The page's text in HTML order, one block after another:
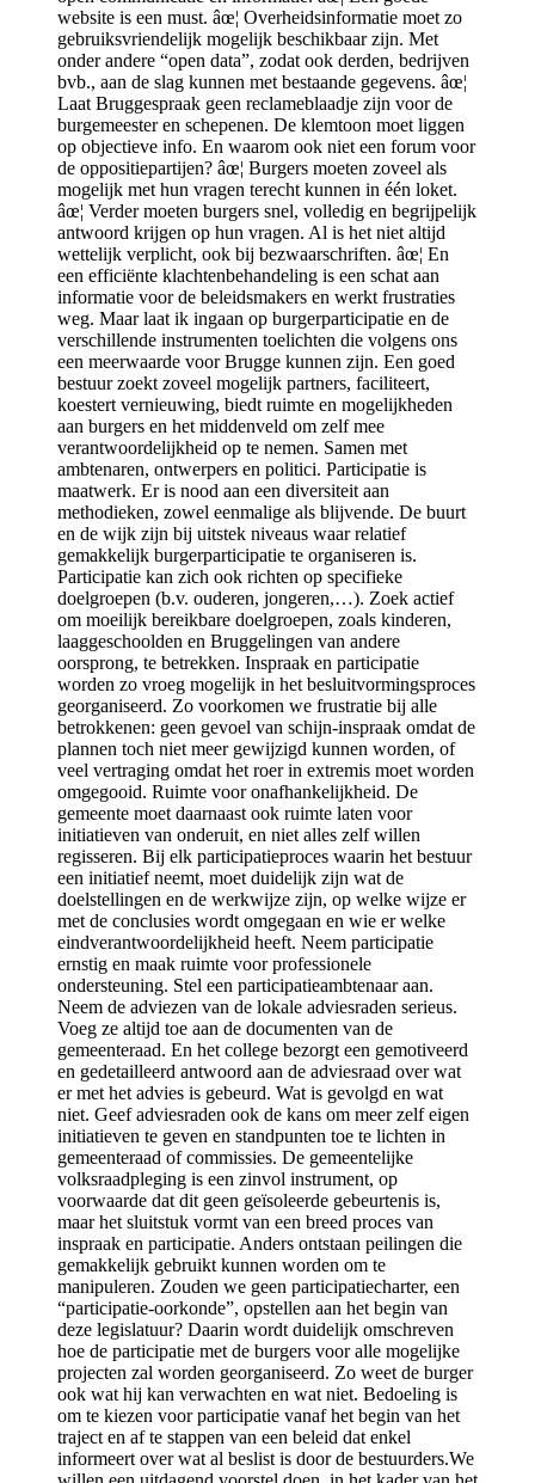
website is een must. âœ¦ Overheidsinformatie moet zo
gebruiksvriendelijk mogelijk beschikbaar zijn. Met
onder andere “open data”, zodat ook derden, bedrijven
bvb., aan de slag kunnen met bestaande gegevens. âœ¦
Laat Bruggespraak geen reclameblaadje zijn voor de
burgemeester en schepenen. De klemtoon moet liggen
op objectieve info. En waarom ook niet een forum voor
de oppositiepartijen? âœ¦ Burgers moeten zoveel als
mogelijk met hun vragen terecht kunnen in één loket.
âœ¦ Verder moeten burgers snel, volledig en begrijpelijk
antwoord krijgen op hun vragen. Al is het niet altijd
wettelijk verplicht, ook bij bezwaarschriften. âœ¦ En
een efficiënte klachtenbehandeling is een schat aan
informatie voor de beleidsmakers en werkt frustraties
weg. Maar laat ik ingaan op burgerparticipatie en de
verschillende instrumenten toelichten die volgens ons
een meerwaarde voor Brugge kunnen zijn. Een goed
bestuur zoekt zoveel mogelijk partners, faciliteert,
koestert vernieuwing, biedt ruimte en mogelijkheden
aan burgers en het middenveld om zelf mee
verantwoordelijkheid op te nemen. Samen met
ambtenaren, ontwerpers en politici. Participatie is
maatwerk. Er is nood aan een diversiteit aan
methodieken, zowel eenmalige als blijvende. De buurt
en de wijk zijn bij uitstek niveaus waar relatief
gemakkelijk burgerparticipatie te organiseren is.
Participatie kan zich ook richten op specifieke
doelgroepen (b.v. ouderen, jongeren,…). Zoek actief
om moeilijk bereikbare doelgroepen, zoals kinderen,
laaggeschoolden en Bruggelingen van andere
oorsprong, te betrekken. Inspraak en participatie
worden zo vroeg mogelijk in het besluitvormingsproces
georganiseerd. Zo voorkomen we frustratie bij alle
betrokkenen: geen gevoel van schijn-inspraak omdat de
plannen toch niet meer gewijzigd kunnen worden, of
veel vertraging omdat het roer in extremis moet worden
omgegooid. Ruimte voor onafhankelijkheid. De
gemeente moet daarnaast ook ruimte laten voor
initiatieven van onderuit, en niet alles zelf willen
regisseren. Bij elk participatieproces waarin het bestuur
een initiatief neemt, moet duidelijk zijn wat de
doelstellingen en de werkwijze zijn, op welke wijze er
met de conclusies wordt omgegaan en wie er welke
eindverantwoordelijkheid heeft. Neem participatie
ernstig en maak ruimte voor professionele
ondersteuning. Stel een participatieambtenaar aan.
Neem de adviezen van de lokale adviesraden serieus.
Voeg ze altijd toe aan de documenten van de
gemeenteraad. En het college bezorgt een gemotiveerd
en gedetailleerd antwoord aan de adviesraad over wat
er met het advies is gebeurd. Wat is gevolgd en wat
niet. Geef adviesraden ook de kans om meer zelf eigen
initiatieven te geven en standpunten toe te lichten in
gemeenteraad of commissies. De gemeentelijke
volksraadpleging is een zinvol instrument, op
voorwaarde dat dit geen geïsoleerde gebeurtenis is,
maar het sluitstuk vormt van een breed proces van
inspraak en participatie. Anders ontstaan peilingen die
gemakkelijk gebruikt kunnen worden om te
manipuleren. Zouden we geen participatiecharter, een
“participatie-oorkonde”, opstellen aan het begin van
deze legislatuur? Daarin wordt duidelijk omschreven
hoe de participatie met de burgers voor alle mogelijke
projecten zal worden georganiseerd. Zo weet de burger
ook wat hij kan verwachten en wat niet. Bedoeling is
om te kiezen voor participatie vanaf het begin van het
traject en af te stappen van een beleid dat enkel
informeert over wat al beslist is door de bestuurders.We